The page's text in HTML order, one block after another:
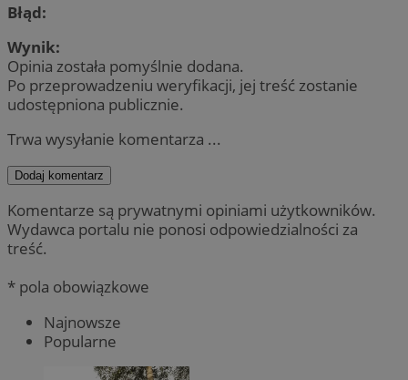
Błąd:
Wynik:
Opinia została pomyślnie dodana.
Po przeprowadzeniu weryfikacji, jej treść zostanie
udostępniona publicznie.
Trwa wysyłanie komentarza ...
Dodaj komentarz
Komentarze są prywatnymi opiniami użytkowników.
Wydawca portalu nie ponosi odpowiedzialności za
treść.
* pola obowiązkowe
Najnowsze
Popularne